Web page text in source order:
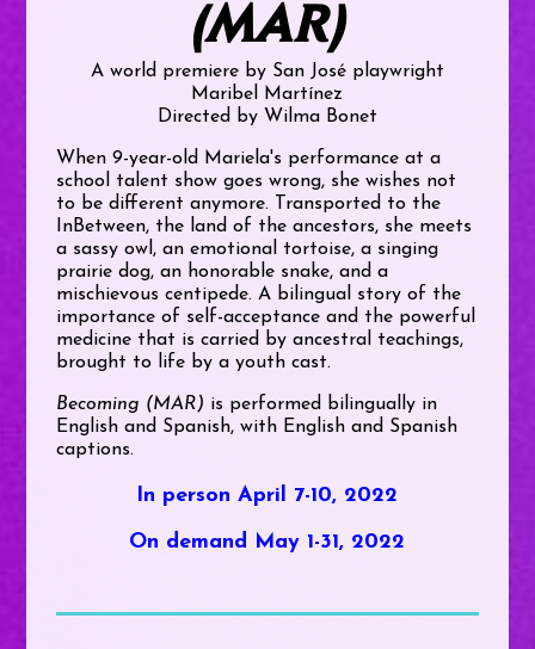
(MAR)
A world premiere by San José playwright
Maribel Martínez
Directed by Wilma Bonet
When 9-year-old Mariela's performance at a
school talent show goes wrong, she wishes not
to be different anymore. Transported to the
InBetween, the land of the ancestors, she meets
a sassy owl, an emotional tortoise, a singing
prairie dog, an honorable snake, and a
mischievous centipede. A bilingual story of the
importance of self-acceptance and the powerful
medicine that is carried by ancestral teachings,
brought to life by a youth cast.
Becoming (MAR) is performed bilingually in
English and Spanish, with English and Spanish
captions.
In person April 7-10, 2022
On demand May 1-31, 2022